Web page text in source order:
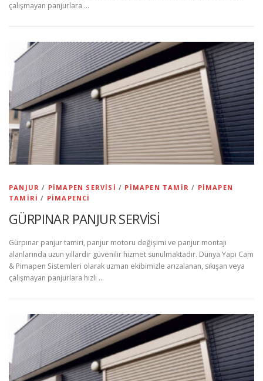
çalışmayan panjurlara …
PANJUR / PIMAPEN SERVISI / PIMAPEN TAMIR / PIMAPEN
TAMIRI / PIMAPENCI
GÜRPINAR PANJUR SERVİSİ
Gürpınar panjur tamiri, panjur motoru değişimi ve panjur montajı
alanlarında uzun yıllardır güvenilir hizmet sunulmaktadır. Dünya Yapı Cam
& Pimapen Sistemleri olarak uzman ekibimizle arızalanan, sıkışan veya
çalışmayan panjurlara hızlı …